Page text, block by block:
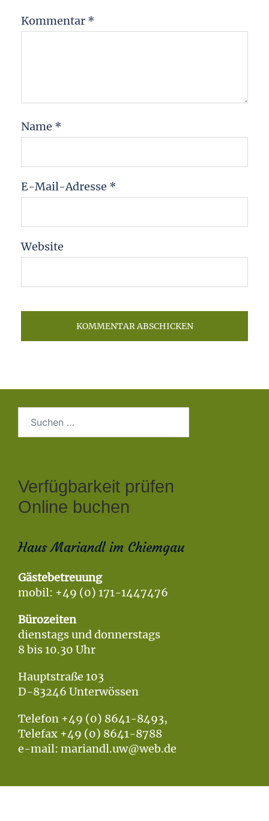
Kommentar *
Name *
E-Mail-Adresse *
Website
Verfügbarkeit prüfen
Online buchen
Haus Mariandl im Chiemgau
Gästebetreuung
mobil: +49 (0) 171-1447476
Bürozeiten
dienstags und donnerstags
8 bis 10.30 Uhr
Hauptstraße 103
D-83246 Unterwössen
Telefon +49 (0) 8641-8493,
Telefax +49 (0) 8641-8788
e-mail: mariandl.uw@web.de